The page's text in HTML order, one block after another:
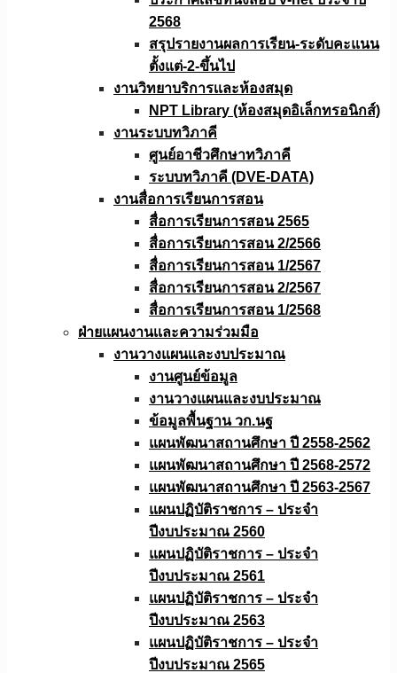
2568
สรุปรายงานผลการเรียน-ระดับคะแนน
ตั้งแต่-2-ขึ้นไป
งานวิทยาบริการเเละห้องสมุด
NPT Library (ห้องสมุดอิเล็กทรอนิกส์)
งานระบบทวิภาคี
ศูนย์อาชีวศึกษาทวิภาคี
ระบบทวิภาคี (DVE-DATA)
งานสื่อการเรียนการสอน
สื่อการเรียนการสอน 2565
สื่อการเรียนการสอน 2/2566
สื่อการเรียนการสอน 1/2567
สื่อการเรียนการสอน 2/2567
สื่อการเรียนการสอน 1/2568
ฝ่ายแผนงานเเละความร่วมมือ
งานวางแผนเเละงบประมาณ
งานศูนย์ข้อมูล
งานวางแผนและงบประมาณ
ข้อมูลพื้นฐาน วก.นฐ
แผนพัฒนาสถานศึกษา ปี 2558-2562
แผนพัฒนาสถานศึกษา ปี 2568-2572
แผนพัฒนาสถานศึกษา ปี 2563-2567
แผนปฏิบัติราชการ – ประจำ
ปีงบประมาณ 2560
แผนปฏิบัติราชการ – ประจำ
ปีงบประมาณ 2561
แผนปฏิบัติราชการ – ประจำ
ปีงบประมาณ 2563
แผนปฏิบัติราชการ – ประจำ
ปีงบประมาณ 2565